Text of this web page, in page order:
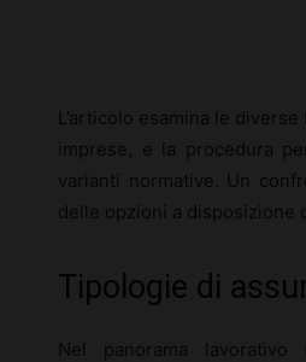
L’articolo esamina le
imprese, e la procedura
varianti normative. Un
delle opzioni a disposizione
Tipologie di
Nel panorama lavorativo